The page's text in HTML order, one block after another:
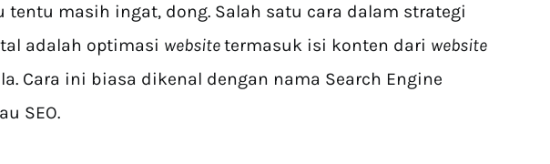
tentu masih ingat, dong. Salah satu cara dalam strategi
adalah optimasi websitetermasuk isi konten dari website
Cara ini biasa dikenal dengan nama Search Engine
SEO.